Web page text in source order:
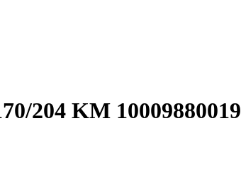
204 KM 10009880019